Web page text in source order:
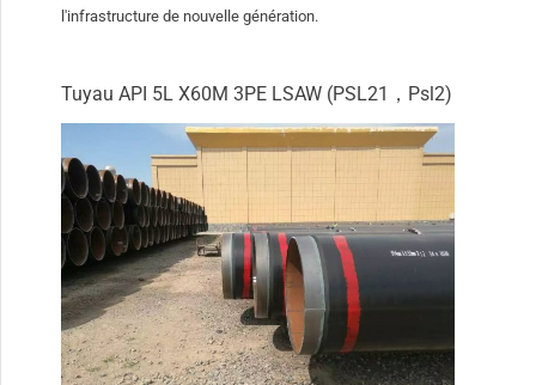
l'infrastructure de nouvelle génération.
Tuyau API 5L X60M 3PE LSAW (PSL21，Psl2)